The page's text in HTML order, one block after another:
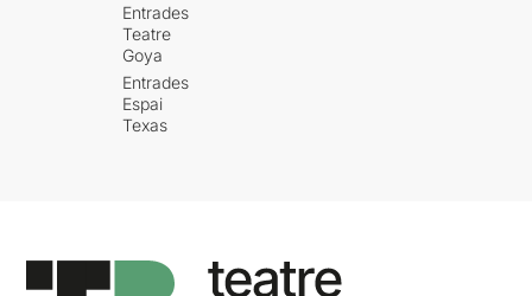
Entrades
Teatre
Goya
Entrades
Espai
Texas